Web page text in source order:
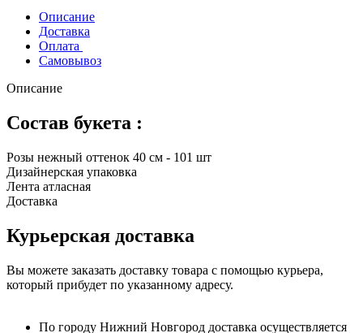
Описание
Доставка
Оплата
Самовывоз
Описание
Состав букета :
Розы нежный оттенок 40 см - 101 шт
Дизайнерская упаковка
Лента атласная
Доставка
Курьерская доставка
Вы можете заказать доставку товара с помощью курьера,
который прибудет по указанному адресу.
По городу Нижний Новгород доставка осуществляется